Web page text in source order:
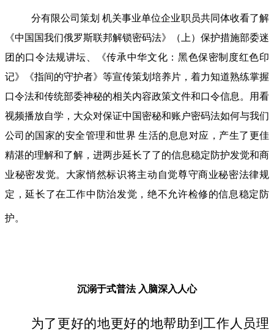
分有限公司策划 机关事业单位企业职员共同体收看了解
《中国国我们俄罗斯联邦解锁密码法》（上）保护措施部委迷
团的口令法规讲坛、《传承中华文化：黑色保密制度红色印
记》《指间的守护者》等宣传策划培养片，着力知道熟练掌握
口令法和传统部委神秘的相关内容政策文件和口令信息。用看
视频播放自学，大众对保证中国密秘和账户密码法如何与我们
公司的国家的安全管理和世界 生活的息息对应，产生了更佳
精湛的理解和了解，进两步延长了了的信息稳定防护发觉和商
业秘密发觉。大家悄然标识将主动自觉尊守商业秘密法律规
定，延长了在工作中防治发觉，绝不允许检修的信息稳定防
护。
沉溺于式普法 入脑深入人心
为了更好的地更好的地帮助到工作人员理